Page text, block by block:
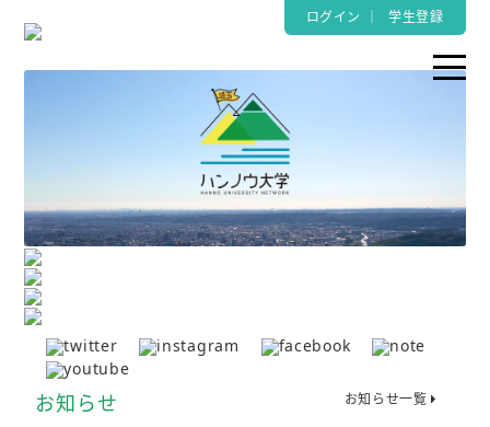
ログイン 学生登録
お知らせ お知らせ一覧